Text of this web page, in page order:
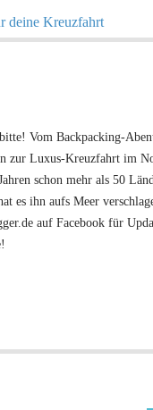
Vom Backpacking-
zur Luxus-Kreuzfahrt im
schon mehr als 50
es ihn aufs Meer
auf Facebook für